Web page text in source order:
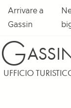
Vai al contenuto
Arrivare a
Gassin
G
UFFICIO